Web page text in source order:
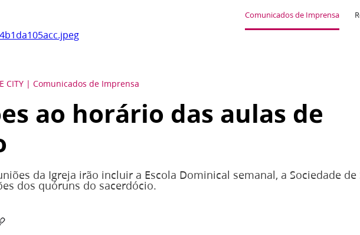
Comunicados de Imprensa
CITY Comunicados de Imprensa
ao horário das aulas de
da Igreja irão incluir a Escola Dominical semanal, a Sociedade de
dos quóruns do sacerdócio.